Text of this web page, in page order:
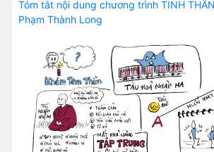
Tóm tắt nội dung chương trình TINH
Phạm Thành Long